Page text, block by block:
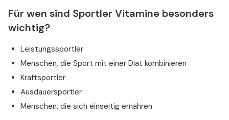
Für wen sind Sportler Vitamine besonders
wichtig?
Leistungssportler
Menschen, die Sport mit einer Diät kombinieren
Kraftsportler
Ausdauersportler
Menschen, die sich einseitig ernähren